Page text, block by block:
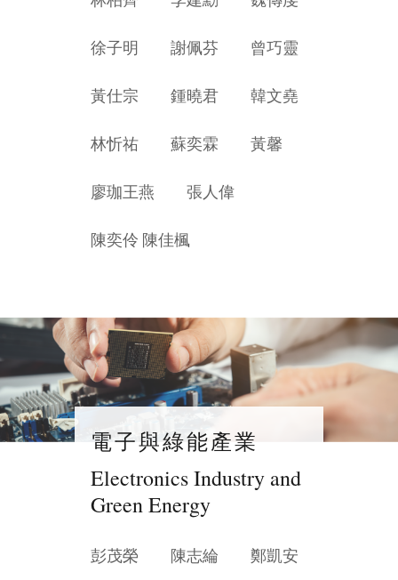
徐子明 謝佩芬 曾巧靈
黃仕宗 鍾曉君 韓文堯
林忻祐 蘇奕霖 黃馨
廖珈王燕 張人偉
陳奕伶 陳佳楓
電子與綠能產業
Electronics Industry and
Green Energy
彭茂榮 陳志綸 鄭凱安